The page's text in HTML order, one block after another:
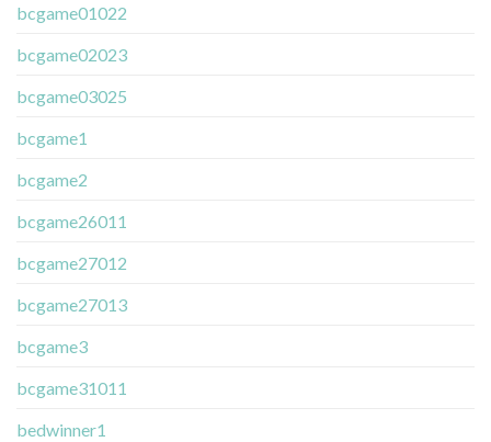
bcgame01022
bcgame02023
bcgame03025
bcgame1
bcgame2
bcgame26011
bcgame27012
bcgame27013
bcgame3
bcgame31011
bedwinner1